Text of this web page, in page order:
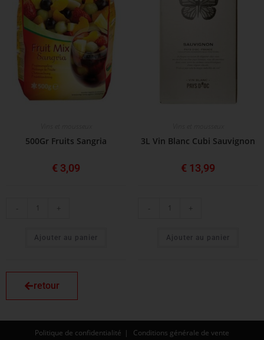
500Gr Fruits Sangria
€ 3,09
- +
Ajouter au panier
3L Vin Blanc Cubi Sauvignon
€ 13,99
- +
Ajouter au panier
retour
Politique de confidentialité Conditions générale de vente